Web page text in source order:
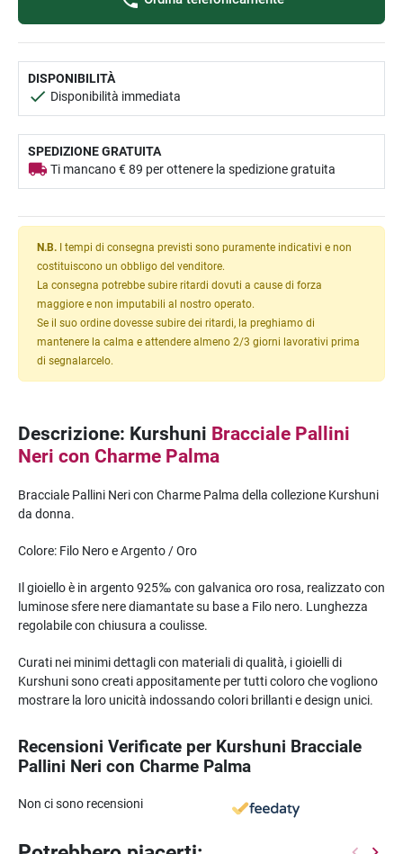
DISPONIBILITÀ
Disponibilità immediata
SPEDIZIONE GRATUITA
Ti mancano € 89 per ottenere la spedizione gratuita
N.B. I tempi di consegna previsti sono puramente indicativi e non
costituiscono un obbligo del venditore.
La consegna potrebbe subire ritardi dovuti a cause di forza
maggiore e non imputabili al nostro operato.
Se il suo ordine dovesse subire dei ritardi, la preghiamo di
mantenere la calma e attendere almeno 2/3 giorni lavorativi prima
di segnalarcelo.
Descrizione: Kurshuni Bracciale Pallini
Neri con Charme Palma
Bracciale Pallini Neri con Charme Palma della collezione Kurshuni
da donna.
Colore: Filo Nero e Argento / Oro
Il gioiello è in argento 925‰ con galvanica oro rosa, realizzato con
luminose sfere nere diamantate su base a Filo nero. Lunghezza
regolabile con chiusura a coulisse.
Curati nei minimi dettagli con materiali di qualità, i gioielli di
Kurshuni sono creati appositamente per tutti coloro che vogliono
mostrare la loro unicità indossando colori brillanti e design unici.
Recensioni Verificate per Kurshuni Bracciale
Pallini Neri con Charme Palma
Non ci sono recensioni